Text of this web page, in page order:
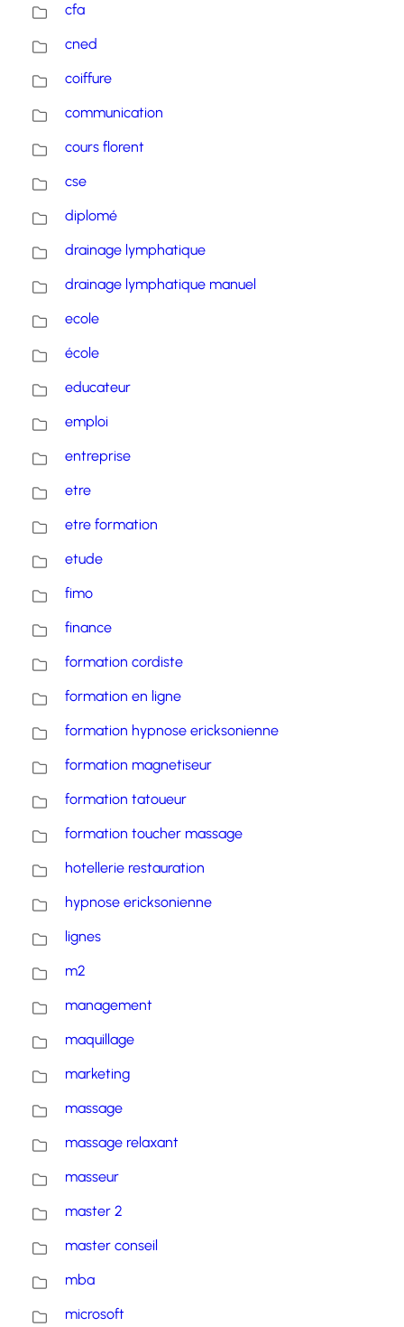
cfa
cned
coiffure
communication
cours florent
cse
diplomé
drainage lymphatique
drainage lymphatique manuel
ecole
école
educateur
emploi
entreprise
etre
etre formation
etude
fimo
finance
formation cordiste
formation en ligne
formation hypnose ericksonienne
formation magnetiseur
formation tatoueur
formation toucher massage
hotellerie restauration
hypnose ericksonienne
lignes
m2
management
maquillage
marketing
massage
massage relaxant
masseur
master 2
master conseil
mba
microsoft